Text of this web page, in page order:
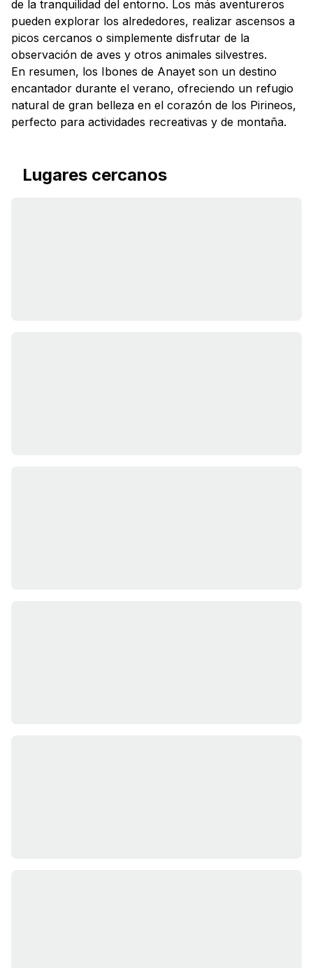
de la tranquilidad del entorno. Los más aventureros
pueden explorar los alrededores, realizar ascensos a
picos cercanos o simplemente disfrutar de la
observación de aves y otros animales silvestres.
En resumen, los Ibones de Anayet son un destino
encantador durante el verano, ofreciendo un refugio
natural de gran belleza en el corazón de los Pirineos,
perfecto para actividades recreativas y de montaña.
Lugares cercanos